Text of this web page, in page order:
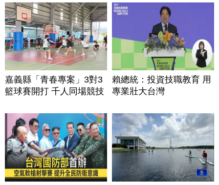
嘉義縣「青春專案」3對3
籃球賽開打 千人同場競技
賴總統：投資技職教育 用
專業壯大台灣